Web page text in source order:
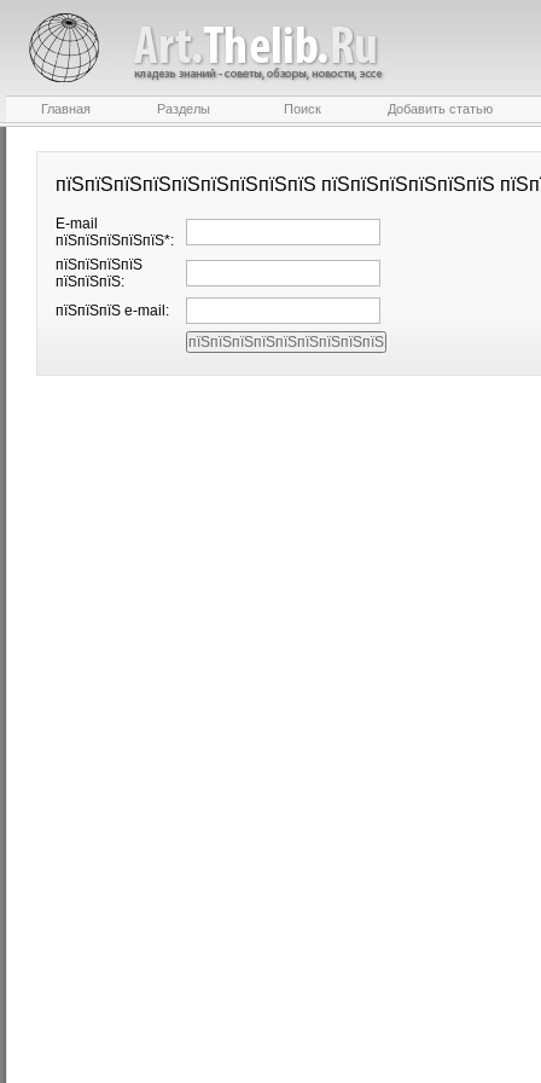
Главная Разделы Поиск Добавить статью
пїЅпїЅпїЅпїЅпїЅпїЅпїЅпїЅпїЅ пїЅпїЅпїЅпїЅпїЅпїЅ
E-mail
пїЅпїЅпїЅпїЅпїЅ*:
пїЅпїЅпїЅпїЅ
пїЅпїЅпїЅ:
пїЅпїЅпїЅ e-mail: